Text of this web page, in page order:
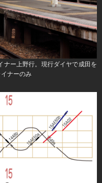
ー上野行。現行ダイヤで成田を
ナーのみ